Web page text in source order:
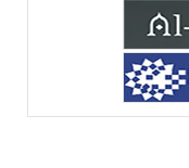
Sheykh
Soleimani e
https://youtu.be/
dallo Sheykh